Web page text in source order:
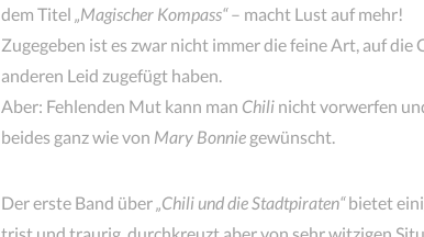
dem Titel „Magischer Kompass“– macht Lust auf mehr!
Zugegeben ist es zwar nicht immer die feine Art, auf die
anderen Leid zugefügt haben.
Aber: Fehlenden Mut kann man Chili nicht vorwerfen
beides ganz wie von Mary Bonnie gewünscht.
Der erste Band über„Chili und die Stadtpiraten“bietet